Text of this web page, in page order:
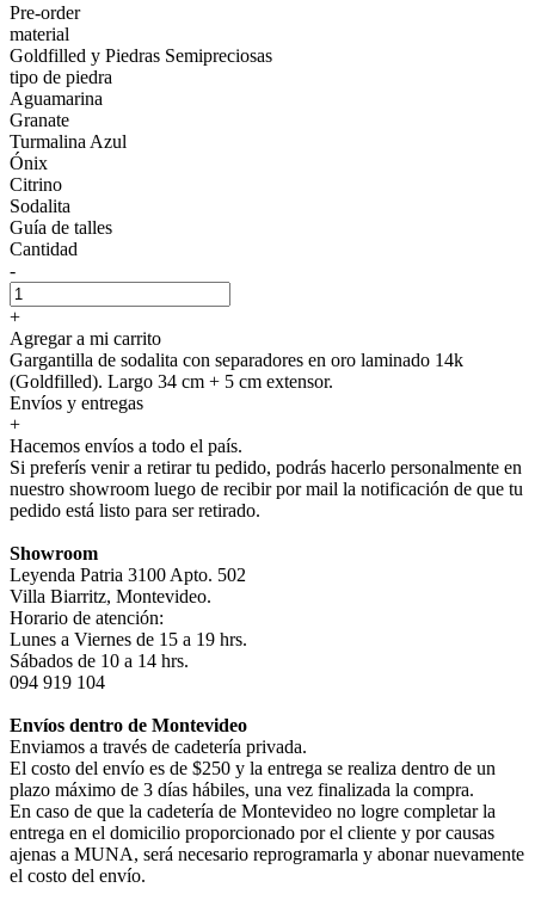
Pre-order
material
Goldfilled y Piedras Semipreciosas
tipo de piedra
Aguamarina
Granate
Turmalina Azul
Ónix
Citrino
Sodalita
Guía de talles
Cantidad
-
+
Agregar a mi carrito
Gargantilla de sodalita con separadores en oro laminado 14k
(Goldfilled). Largo 34 cm + 5 cm extensor.
Envíos y entregas
+
Hacemos envíos a todo el país.
Si preferís venir a retirar tu pedido, podrás hacerlo personalmente en
nuestro showroom luego de recibir por mail la notificación de que tu
pedido está listo para ser retirado.
Showroom
Leyenda Patria 3100 Apto. 502
Villa Biarritz, Montevideo.
Horario de atención:
Lunes a Viernes de 15 a 19 hrs.
Sábados de 10 a 14 hrs.
094 919 104
Envíos dentro de Montevideo
Enviamos a través de cadetería privada.
El costo del envío es de $250 y la entrega se realiza dentro de un
plazo máximo de 3 días hábiles, una vez finalizada la compra.
En caso de que la cadetería de Montevideo no logre completar la
entrega en el domicilio proporcionado por el cliente y por causas
ajenas a MUNA, será necesario reprogramarla y abonar nuevamente
el costo del envío.